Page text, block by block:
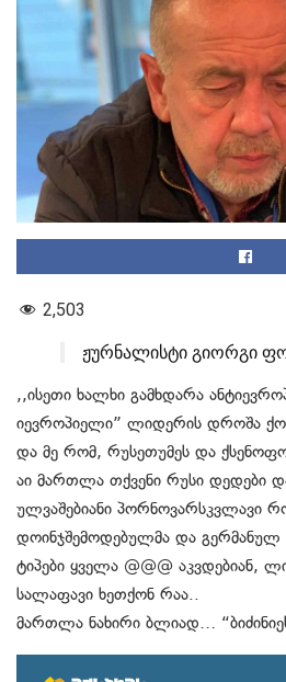
2,503
ჟურნალისტი გიორგი
,,ისეთი ხალხი გამხდარა
იევროპიელი” ლიდერის დროშა
და მე რომ, რუსეთუმეს და
აი მართლა თქვენი რუსი დედები
ულვაშებიანი პორნოვარსკვლავი
დოინჯშემოდებულმა და გერმანულ
ტიპები ყველა @@@ აკვდებიან,
სალაფავი ხეთქონ რაა..
მართლა ნახირი ბლიად…